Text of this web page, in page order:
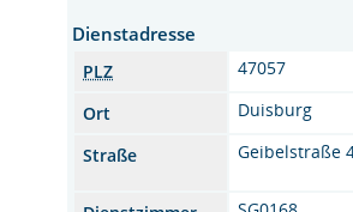
Dienstadresse
PLZ
47057
Ort
Duisburg
Straße
Geibelstraße